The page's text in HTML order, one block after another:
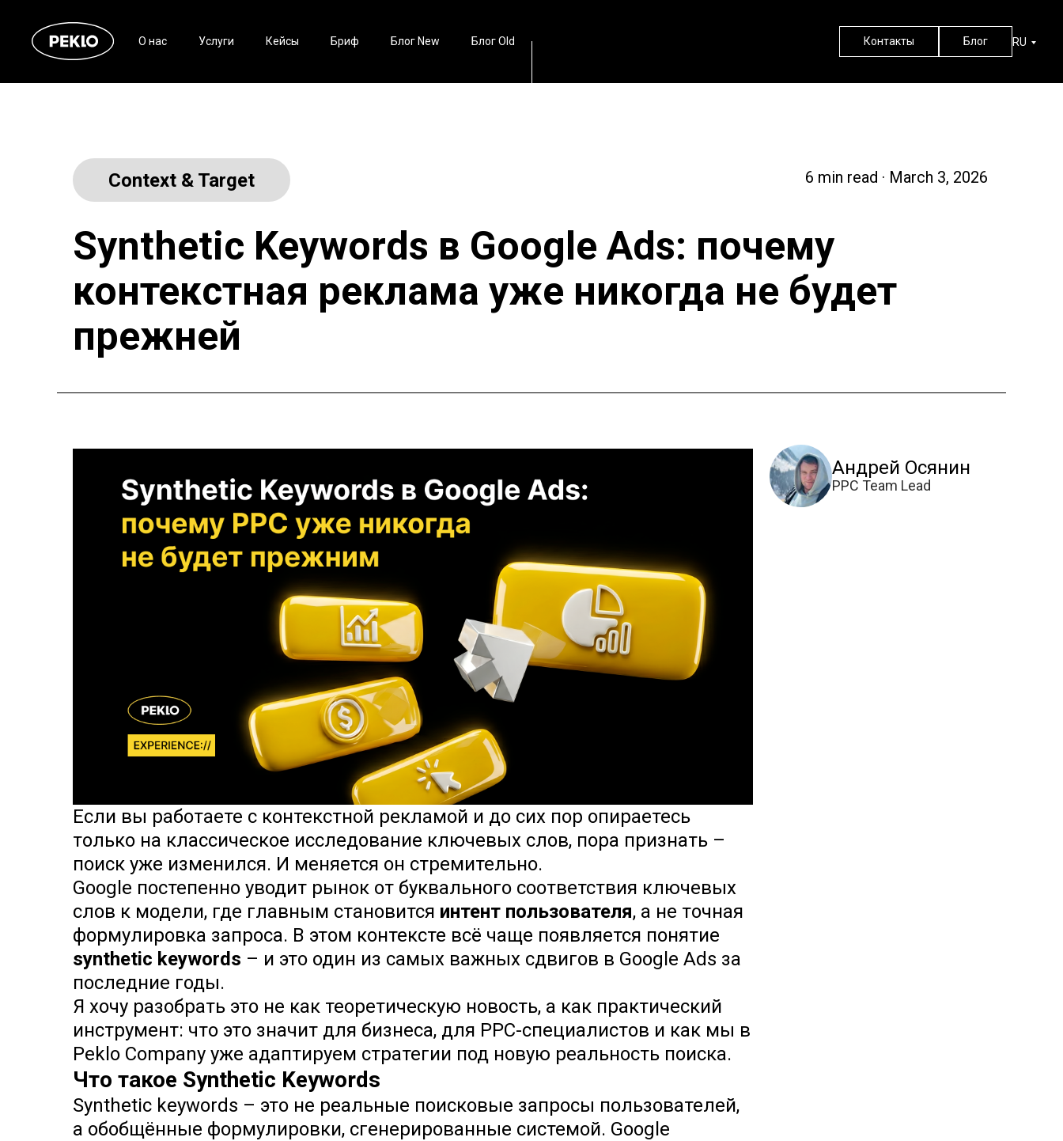
О нас Услуги Кейсы Бриф Блог New Блог Old Контакты Блог RU
Если вы работаете с контекстной рекламой и до сих пор опираетесь
только на классическое исследование ключевых слов, пора признать –
поиск уже изменился. И меняется он стремительно.
Google постепенно уводит рынок от буквального соответствия ключевых
слов к модели, где главным становится интент пользователя, а не точная
формулировка запроса. В этом контексте всё чаще появляется понятие
synthetic keywords – и это один из самых важных сдвигов в Google Ads за
последние годы.
Я хочу разобрать это не как теоретическую новость, а как практический
инструмент: что это значит для бизнеса, для PPC-специалистов и как мы в
Peklo Company уже адаптируем стратегии под новую реальность поиска.
Что такое Synthetic Keywords
Synthetic keywords – это не реальные поисковые запросы пользователей,
а обобщённые формулировки, сгенерированные системой. Google
Андрей Осянин
PPC Team Lead
Synthetic Keywords в Google Ads: почему
контекстная реклама уже никогда не будет
прежней
6 min read · March 3, 2026
Context & Target